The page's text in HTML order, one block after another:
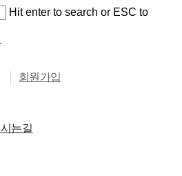
Hit enter to search or ESC to
는길
회원가입